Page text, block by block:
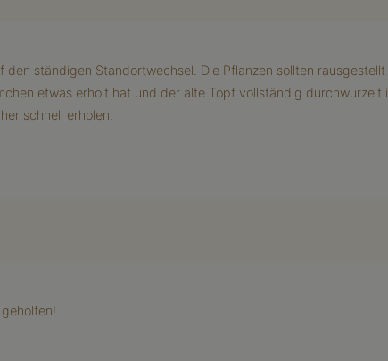
ständigen Standortwechsel. Die Pflanzen sollten
etwas erholt hat und der alte Topf vollständig
schnell erholen.